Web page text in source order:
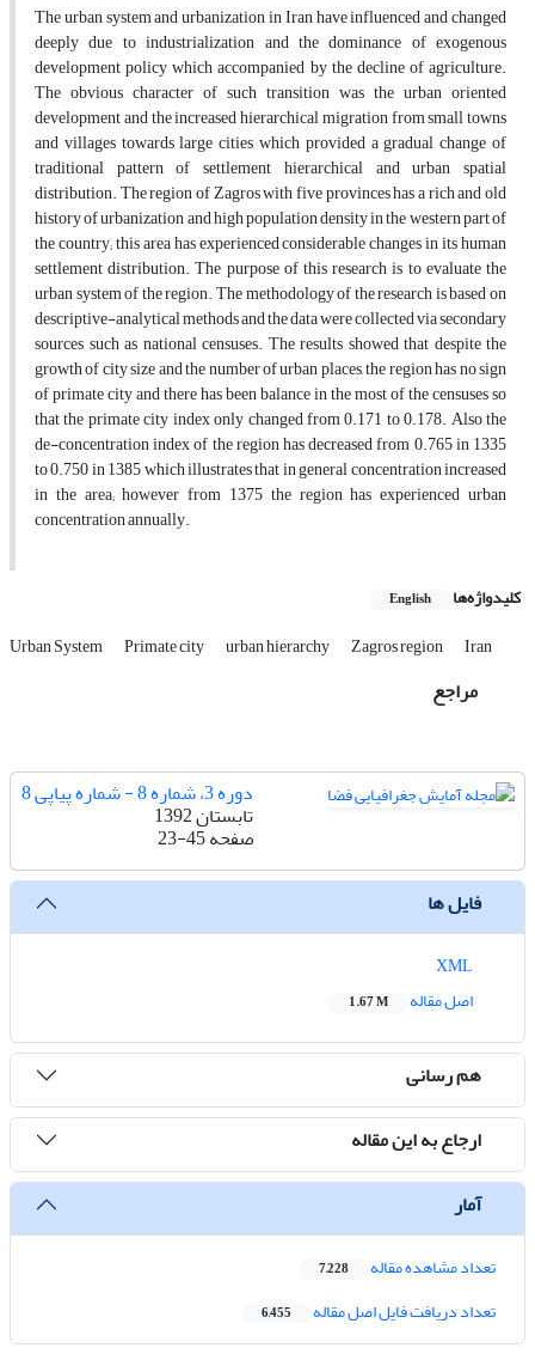
The urban system and urbanization in Iran have influenced and changed
deeply due to industrialization and the dominance of exogenous
development policy which accompanied by the decline of agriculture.
The obvious character of such transition was the urban oriented
development and the increased hierarchical migration from small towns
and villages towards large cities which provided a gradual change of
traditional pattern of settlement hierarchical and urban spatial
distribution. The region of Zagros with five provinces has a rich and old
history of urbanization and high population density in the western part of
the country; this area has experienced considerable changes in its human
settlement distribution. The purpose of this research is to evaluate the
urban system of the region. The methodology of the research is based on
descriptive-analytical methods and the data were collected via secondary
sources such as national censuses. The results showed that despite the
growth of city size and the number of urban places, the region has no sign
of primate city and there has been balance in the most of the censuses so
that the primate city index only changed from 0.171 to 0.178. Also the
de-concentration index of the region has decreased from 0.765 in 1335
to 0.750 in 1385 which illustrates that in general concentration increased
in the area; however from 1375 the region has experienced urban
concentration annually.
کلیدواژه‌ها English
Urban System Primate city urban hierarchy Zagros region Iran
مراجع
دوره 3، شماره 8 - شماره پیاپی 8
تابستان 1392
صفحه23-45
فایل ها
اصل مقاله
1.67 M
هم رسانی
ارجاع به این مقاله
آمار
تعداد مشاهده مقاله 7,228
تعداد دریافت فایل اصل مقاله 6,455